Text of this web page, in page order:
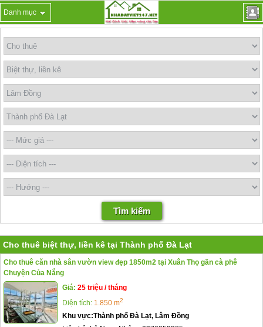
Danh mục
Cho thuê biệt thự, liền kê tại Thành phố Đà Lạt
Cho thuê căn nhà sân vườn view đẹp 1850m2 tại Xuân Thọ gần cà phê
Chuyện Của Nắng
Giá: 25 triệu / tháng
Diện tích: 1.850 m2
Khu vực:Thành phố Đà Lạt, Lâm Đồng